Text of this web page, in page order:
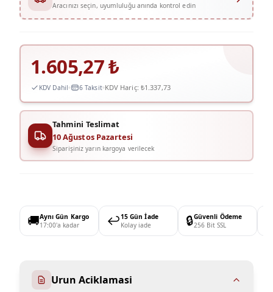
Aracınızı seçin, uyumluluğu anında kontrol edin
1.605,27₺
KDV Dahil 6 Taksit KDV Hariç: ₺1.337,73
Tahmini Teslimat
10 Ağustos Pazartesi
Siparişiniz yarın kargoya verilecek
🚚Aynı Gün Kargo
17:00'a kadar
↩️15 Gün İade
Kolay iade
🔒Güvenli Ödeme
256 Bit SSL
Urun Aciklamasi